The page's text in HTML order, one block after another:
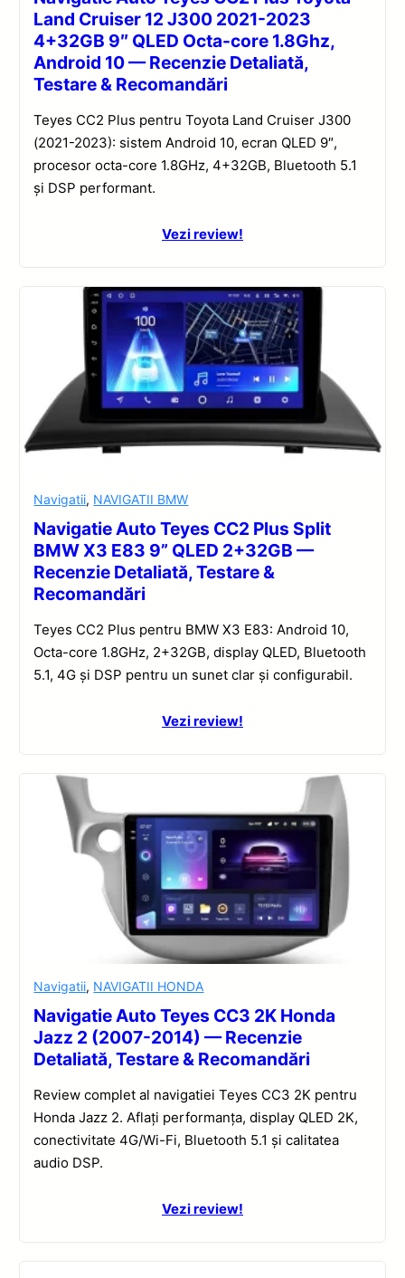
Land Cruiser 12 J300 2021-2023
4+32GB 9″ QLED Octa-core 1.8Ghz,
Android 10 — Recenzie Detaliată,
Testare & Recomandări
Teyes CC2 Plus pentru Toyota Land Cruiser J300
(2021-2023): sistem Android 10, ecran QLED 9″,
procesor octa-core 1.8GHz, 4+32GB, Bluetooth 5.1
și DSP performant.
Vezi review!
Navigatii, NAVIGATII BMW
Navigatie Auto Teyes CC2 Plus Split
BMW X3 E83 9” QLED 2+32GB —
Recenzie Detaliată, Testare &
Recomandări
Teyes CC2 Plus pentru BMW X3 E83: Android 10,
Octa-core 1.8GHz, 2+32GB, display QLED, Bluetooth
5.1, 4G și DSP pentru un sunet clar și configurabil.
Vezi review!
Navigatii, NAVIGATII HONDA
Navigatie Auto Teyes CC3 2K Honda
Jazz 2 (2007-2014) — Recenzie
Detaliată, Testare & Recomandări
Review complet al navigatiei Teyes CC3 2K pentru
Honda Jazz 2. Aflați performanța, display QLED 2K,
conectivitate 4G/Wi-Fi, Bluetooth 5.1 și calitatea
audio DSP.
Vezi review!